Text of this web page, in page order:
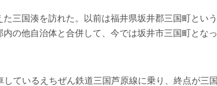
三国湊を訪れた。以前は福井県坂井郡三国町という
の他自治体と合併して、今では坂井市三国町となっ
ているえちぜん鉄道三国芦原線に乗り、終点が三国